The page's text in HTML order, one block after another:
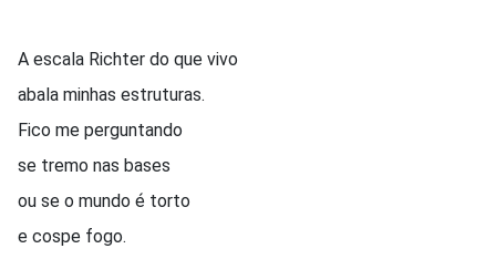
A escala Richter do que vivo
abala minhas estruturas.
Fico me perguntando
se tremo nas bases
ou se o mundo é torto
e cospe fogo.